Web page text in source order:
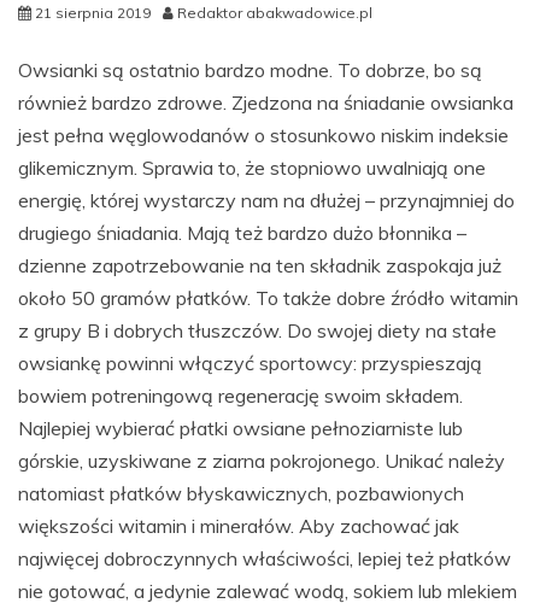
21 sierpnia 2019 Redaktor abakwadowice.pl
Owsianki są ostatnio bardzo modne. To dobrze, bo są
również bardzo zdrowe. Zjedzona na śniadanie owsianka
jest pełna węglowodanów o stosunkowo niskim indeksie
glikemicznym. Sprawia to, że stopniowo uwalniają one
energię, której wystarczy nam na dłużej – przynajmniej do
drugiego śniadania. Mają też bardzo dużo błonnika –
dzienne zapotrzebowanie na ten składnik zaspokaja już
około 50 gramów płatków. To także dobre źródło witamin
z grupy B i dobrych tłuszczów. Do swojej diety na stałe
owsiankę powinni włączyć sportowcy: przyspieszają
bowiem potreningową regenerację swoim składem.
Najlepiej wybierać płatki owsiane pełnoziarniste lub
górskie, uzyskiwane z ziarna pokrojonego. Unikać należy
natomiast płatków błyskawicznych, pozbawionych
większości witamin i minerałów. Aby zachować jak
najwięcej dobroczynnych właściwości, lepiej też płatków
nie gotować, a jedynie zalewać wodą, sokiem lub mlekiem